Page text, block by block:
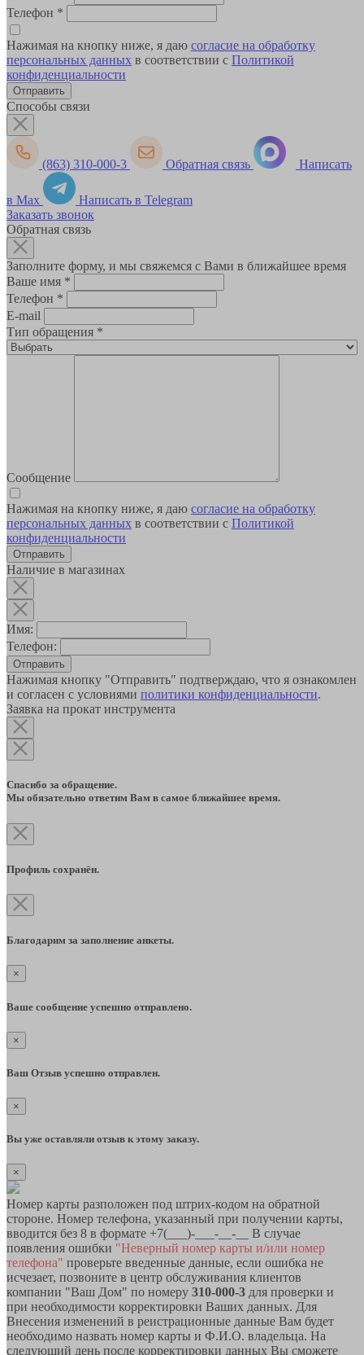
Телефон *
Нажимая на кнопку ниже, я даю согласие на обработку
персональных данных в соответствии с Политикой
конфиденциальности
Способы связи
(863) 310-000-3 Обратная связь Написать
в Max
Написать в Telegram
Заказать звонок
Обратная связь
Заполните форму, и мы свяжемся с Вами в ближайшее время
Ваше имя *
Телефон *
E-mail
Тип обращения *
Сообщение
Нажимая на кнопку ниже, я даю согласие на обработку
персональных данных в соответствии с Политикой
конфиденциальности
Наличие в магазинах
Имя:
Телефон:
Отправить
Нажимая кнопку "Отправить" подтверждаю, что я ознакомлен
и согласен с условиями политики конфиденциальности.
Заявка на прокат инструмента
Спасибо за обращение.
Мы обязательно ответим Вам в самое ближайшее время.
Профиль сохранён.
Благодарим за заполнение анкеты.
×
Ваше сообщение успешно отправлено.
×
Ваш Отзыв успешно отправлен.
×
Вы уже оставляли отзыв к этому заказу.
×
Номер карты разположен под штрих-кодом на обратной
стороне. Номер телефона, указанный при получении карты,
вводится без 8 в формате +7(___)-___-__-__ В случае
появления ошибки "Неверный номер карты и/или номер
телефона" проверьте введенные данные, если ошибка не
исчезает, позвоните в центр обслуживания клиентов
компании "Ваш Дом" по номеру 310-000-3 для проверки и
при необходимости корректировки Ваших данных. Для
Внесения изменений в реистрационные данные Вам будет
необходимо назвать номер карты и Ф.И.О. владельца. На
следующий день после корректировки данных Вы сможете